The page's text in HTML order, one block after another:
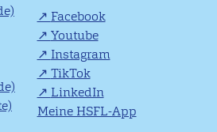
Facebook
Youtube
Instagram
TikTok
LinkedIn
Meine HSFL-App